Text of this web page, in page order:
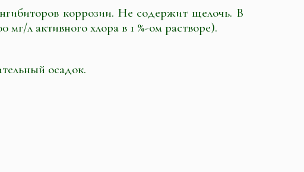
коррозии. Не содержит щелочь. В
л активного хлора в 1 %-ом растворе).
осадок.